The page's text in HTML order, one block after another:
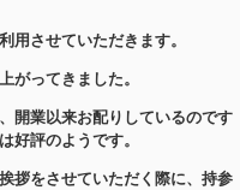
用させていただきます。
がってきました。
開業以来お配りしているのです
好評のようです。
拶をさせていただく際に、持参